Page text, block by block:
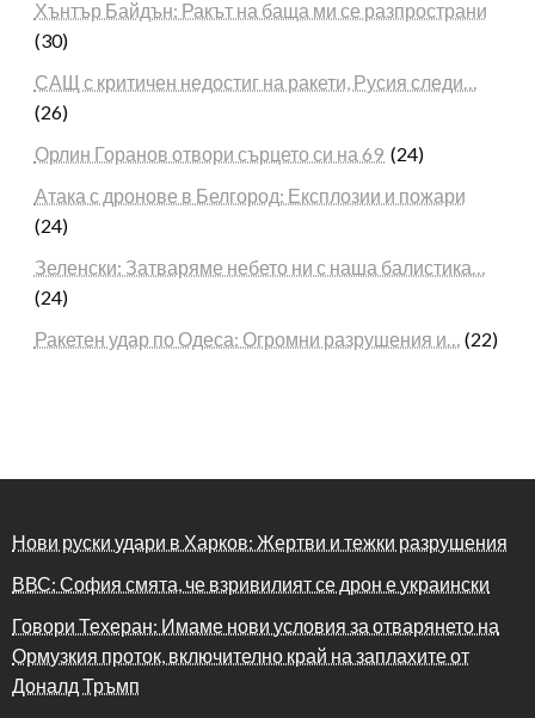
Хънтър Байдън: Ракът на баща ми се разпространи
(30)
САЩ с критичен недостиг на ракети, Русия следи…
(26)
Орлин Горанов отвори сърцето си на 69 (24)
Атака с дронове в Белгород: Експлозии и пожари
(24)
Зеленски: Затваряме небето ни с наша балистика…
(24)
Ракетен удар по Одеса: Огромни разрушения и… (22)
Нови руски удари в Харков: Жертви и тежки разрушения
ВВС: София смята, че взривилият се дрон е украински
Говори Техеран: Имаме нови условия за отварянето на
Ормузкия проток, включително край на заплахите от
Доналд Тръмп